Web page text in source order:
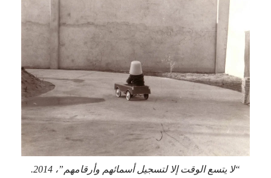
“لا يتسع الوقت إلا لتسجيل أسمائهم وأرقامهم”، 2014.